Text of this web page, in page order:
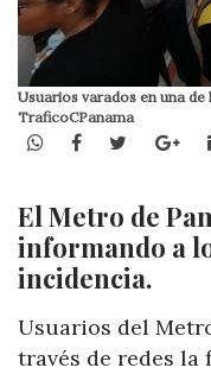
Usuarios varados en una
TraficoCPanama
WhatsApp
Facebook
Twitter
El Metro de
informando a
incidencia.
Usuarios del
través de redes la